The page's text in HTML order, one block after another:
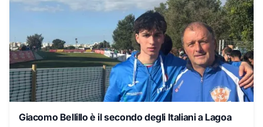
Giacomo Bellillo è il secondo degli Italiani a Lagoa